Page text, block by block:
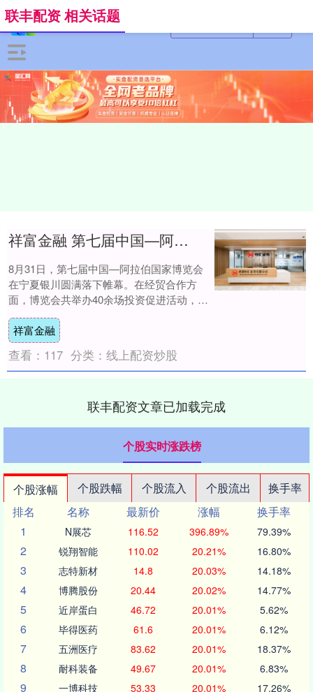
联丰配资 相关话题
祥富金融 第七届中国—阿拉伯国家博览会意向签约金额超千亿
8月31日，第七届中国—阿拉伯国家博览会
在宁夏银川圆满落下帷幕。在经贸合作方
面，博览会共举办40余场投资促进活动，达
成合作成果331个，意向签约金额1077.5....
祥富金融
查看： 117 分类： 线上配资炒股
联丰配资文章已加载完成
个股实时涨跌榜
个股涨幅 个股跌幅 个股流入 个股流出
换手率
排名
名称 最新价 涨幅
换手率
1
N展芯 116.52 396.89% 79.39%
2 锐翔智能 110.02 20.21% 16.80%
3 志特新材 14.8 20.03% 14.18%
4 博腾股份 20.44 20.02% 14.77%
5 近岸蛋白 46.72 20.01% 5.62%
6 毕得医药 61.6 20.01% 6.12%
7 五洲医疗 83.62 20.01% 18.37%
8 耐科装备 49.67 20.01% 6.83%
9 一博科技 53.33 20.01% 17.26%